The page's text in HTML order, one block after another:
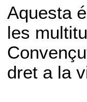
Aquesta
les
dret a la